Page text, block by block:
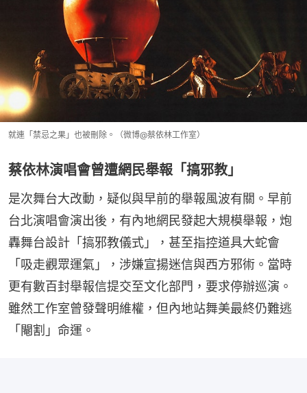
就連「禁忌之果」也被刪除。（微博@蔡依林工作室）
蔡依林演唱會曾遭網民舉報「搞邪教」
是次舞台大改動，疑似與早前的舉報風波有關。早前
台北演唱會演出後，有內地網民發起大規模舉報，炮
轟舞台設計「搞邪教儀式」，甚至指控道具大蛇會
「吸走觀眾運氣」，涉嫌宣揚迷信與西方邪術。當時
更有數百封舉報信提交至文化部門，要求停辦巡演。
雖然工作室曾發聲明維權，但內地站舞美最終仍難逃
「閹割」命運。